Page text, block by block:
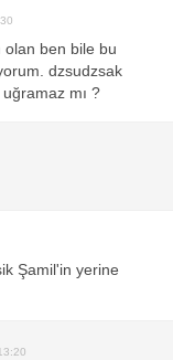
ben bile bu
dzsudzsak
uğramaz mı ?
Şamil'in yerine